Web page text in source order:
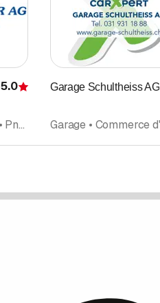
Évaluation
5.0
Garage • Réparations • Pneus • Commerce d'Automobiles neuves et d'occasion • Occasions
Garage Schultheiss AG